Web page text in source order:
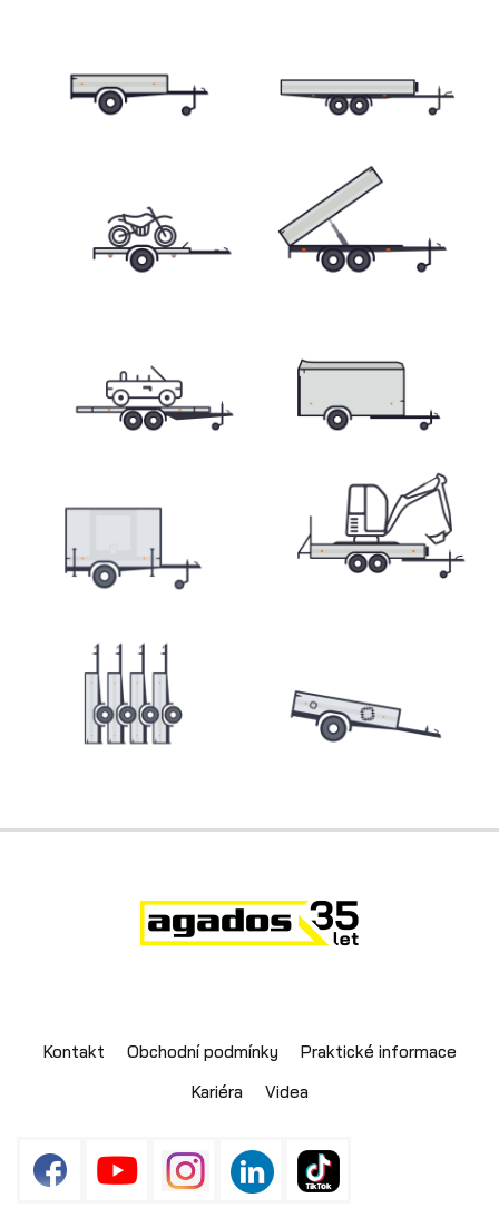
Přepravníky minibagrů
Skladové přívěsy
Kontakt Obchodní podmínky
Praktické informace
Kariéra
Videa